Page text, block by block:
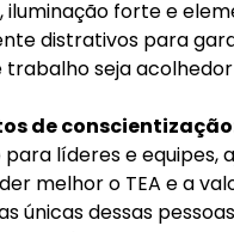
iluminação forte e
distrativos para
seja
de
líderes e equipes,
melhor o TEA e a
únicas dessas